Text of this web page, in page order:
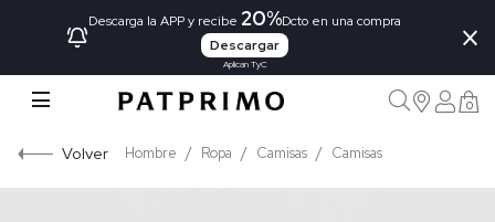
Descarga la APP y recibe 20%Dcto en una compra
Descargar
Aplican TyC
×
0
Volver Hombre Ropa Camisas Camisas